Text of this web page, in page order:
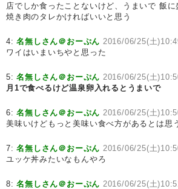
店でしか食ったことないけど、うまいで 飯
焼き肉のタレかければいいと思う
4:名無しさん＠おーぷん 2016/06/25(土
ワイはいまいちやと思った
5:名無しさん＠おーぷん 2016/06/25(土
月1で食べるけど温泉卵入れるとうまいで
6:名無しさん＠おーぷん 2016/06/25(土
美味いけどもっと美味い食べ方があるとは思
7:名無しさん＠おーぷん 2016/06/25(土
ユッケ丼みたいなもんやろ
8:名無しさん＠おーぷん 2016/06/25(土